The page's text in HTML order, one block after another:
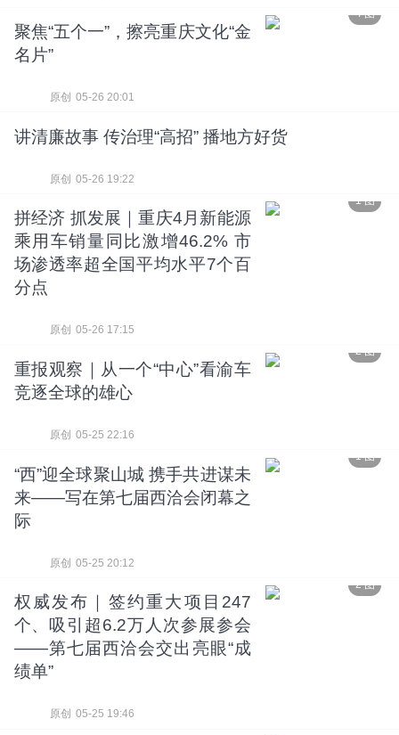
4 图
聚焦“五个一”，擦亮重庆文化“金
名片”
05-26 20:01
原创
讲清廉故事 传治理“高招” 播地方好货
05-26 19:22
原创
1 图
拼经济 抓发展｜重庆4月新能源
乘用车销量同比激增46.2% 市
场渗透率超全国平均水平7个百
分点
05-26 17:15
原创
2 图
重报观察｜从一个“中心”看渝车
竞逐全球的雄心
05-25 22:16
原创
1 图
“西”迎全球聚山城 携手共进谋未
来——写在第七届西洽会闭幕之
际
05-25 20:12
原创
2 图
权威发布｜签约重大项目247
个、吸引超6.2万人次参展参会
——第七届西洽会交出亮眼“成
绩单”
05-25 19:46
原创